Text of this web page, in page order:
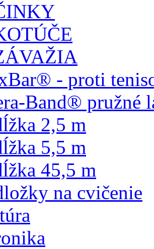
- proti
Band® pružné
2,5 m
5,5 m
45,5 m
na cvičenie